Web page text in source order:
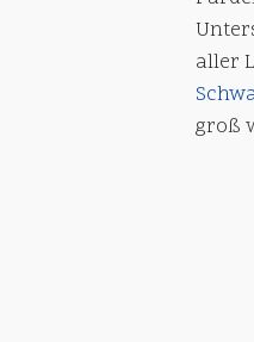
aller
groß